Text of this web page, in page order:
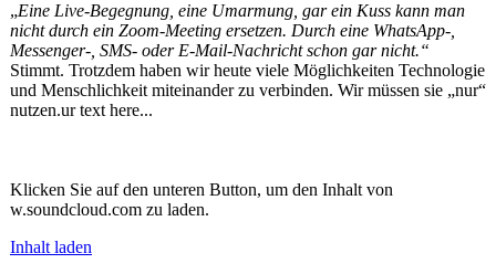
„Eine Live-Begegnung, eine Umarmung, gar ein Kuss kann man
nicht durch ein Zoom-Meeting ersetzen. Durch eine WhatsApp-,
Messenger-, SMS- oder E-Mail-Nachricht schon gar nicht.“
Stimmt. Trotzdem haben wir heute viele Möglichkeiten Technologie
und Menschlichkeit miteinander zu verbinden. Wir müssen sie „nur“
nutzen.ur text here...
Klicken Sie auf den unteren Button, um den Inhalt von
w.soundcloud.com zu laden.
Inhalt laden